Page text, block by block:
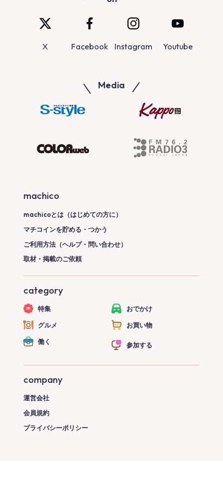
X Facebook Instagram Youtube
Media
machico
machicoとは（はじめての方に）
マチコインを貯める・つかう
ご利用方法（ヘルプ・問い合わせ）
取材・掲載のご依頼
category
特集 おでかけ
グルメ お買い物
働く 参加する
company
運営会社
会員規約
プライバシーポリシー